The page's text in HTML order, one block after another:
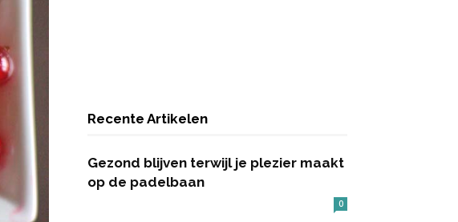
Recente Artikelen
Gezond blijven terwijl je plezier maakt
op de padelbaan
0